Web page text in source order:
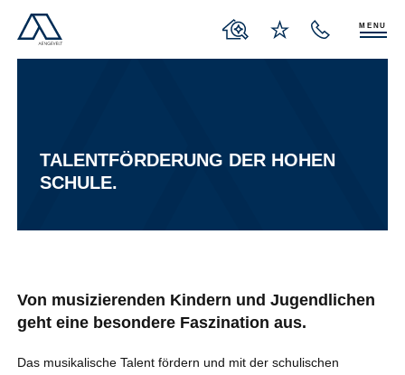
MENU
TALENTFÖRDERUNG DER HOHEN
SCHULE.
Von musizierenden Kindern und Jugendlichen
geht eine besondere Faszination aus.
Das musikalische Talent fördern und mit der schulischen